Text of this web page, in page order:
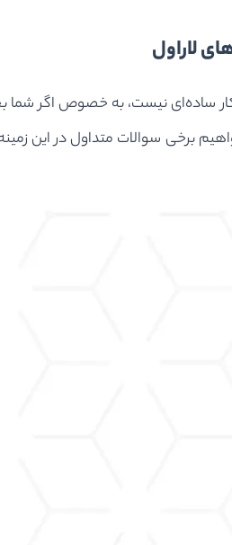
لاراول
کار ساده‌ای نیست، به خصوص اگر
برخی سوالات متداول در این